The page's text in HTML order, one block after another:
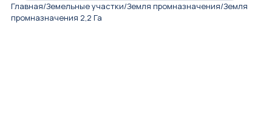
Главная/Земельные участки/Земля промназначения/Земля
промназначения 2,2 Га